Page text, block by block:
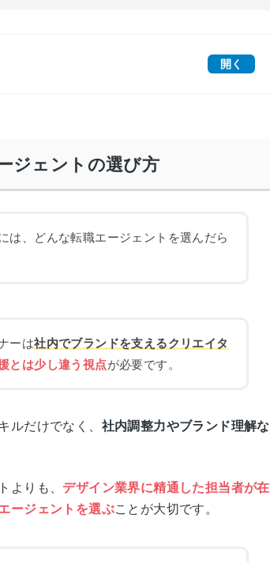
開く
ジェントの選び方
は、どんな転職エージェントを選んだら
ーは社内でブランドを支えるクリエイタ
とは少し違う視点が必要です。
ルだけでなく、 社内調整力やブランド理解な
よりも、 デザイン業界に精通した担当者が在
ージェントを選ぶことが大切です。